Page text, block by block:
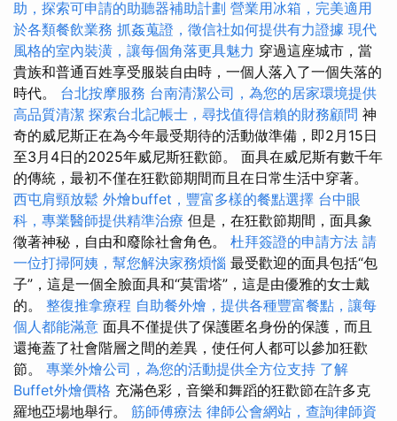
助，探索可申請的助聽器補助計劃 營業用冰箱，完美適用
於各類餐飲業務 抓姦蒐證，徵信社如何提供有力證據 現代
風格的室內裝潢，讓每個角落更具魅力 穿過這座城市，當
貴族和普通百姓享受服裝自由時，一個人落入了一個失落的
時代。 台北按摩服務 台南清潔公司，為您的居家環境提供
高品質清潔 探索台北記帳士，尋找值得信賴的財務顧問 神
奇的威尼斯正在為今年最受期待的活動做準備，即2月15日
至3月4日的2025年威尼斯狂歡節。 面具在威尼斯有數千年
的傳統，最初不僅在狂歡節期間而且在日常生活中穿著。
西屯肩頸放鬆 外燴buffet，豐富多樣的餐點選擇 台中眼
科，專業醫師提供精準治療 但是，在狂歡節期間，面具象
徵著神秘，自由和廢除社會角色。 杜拜簽證的申請方法 請
一位打掃阿姨，幫您解決家務煩惱 最受歡迎的面具包括“包
子”，這是一個全臉面具和“莫雷塔”，這是由優雅的女士戴
的。 整復推拿療程 自助餐外燴，提供各種豐富餐點，讓每
個人都能滿意 面具不僅提供了保護匿名身份的保護，而且
還掩蓋了社會階層之間的差異，使任何人都可以參加狂歡
節。 專業外燴公司，為您的活動提供全方位支持 了解
Buffet外燴價格 充滿色彩，音樂和舞蹈的狂歡節在許多克
羅地亞場地舉行。 筋師傅療法 律師公會網站，查詢律師資